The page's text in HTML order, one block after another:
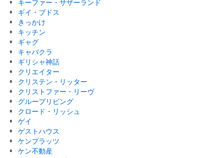
キーファー・サザーランド
ギイ・ブドス
きっかけ
キッチン
ギャグ
キャバクラ
ギリシャ神話
クリエイター
クリステン・リッター
クリストファー・リーヴ
グループリビング
クロード・リッシュ
ゲイ
ゲストハウス
ケンプラッツ
ケン不動産